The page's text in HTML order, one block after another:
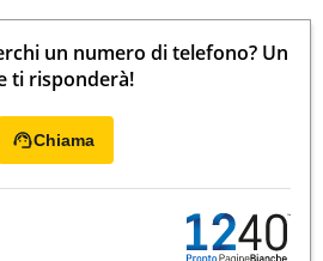
un numero di telefono? Un
ti risponderà!
Chiama